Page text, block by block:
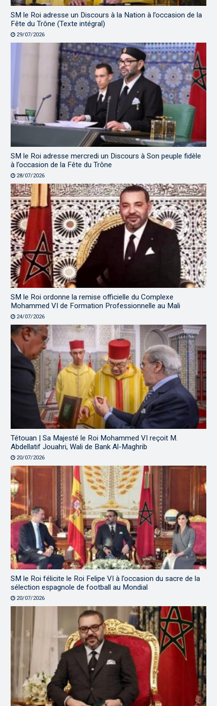
SM le Roi adresse un Discours à la Nation à l’occasion de la
Fête du Trône (Texte intégral)
29/07/2026
SM le Roi adresse mercredi un Discours à Son peuple fidèle
à l’occasion de la Fête du Trône
28/07/2026
SM le Roi ordonne la remise officielle du Complexe
Mohammed VI de Formation Professionnelle au Mali
24/07/2026
Tétouan | Sa Majesté le Roi Mohammed VI reçoit M.
Abdellatif Jouahri, Wali de Bank Al-Maghrib
20/07/2026
SM le Roi félicite le Roi Felipe VI à l’occasion du sacre de la
sélection espagnole de football au Mondial
20/07/2026